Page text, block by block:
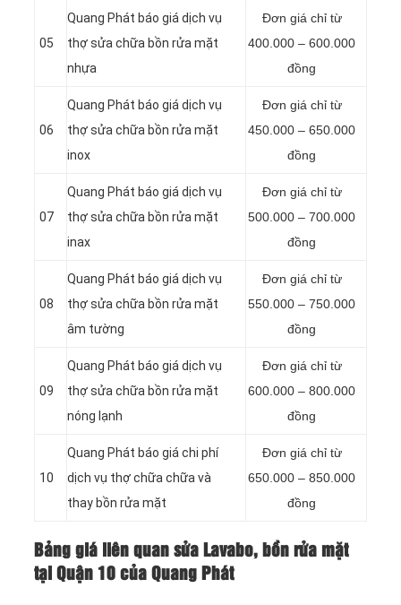
05
Quang Phát báo giá dịch vụ
thợ sửa chữa bồn rửa mặt
nhựa
Đơn giá chỉ từ
400.000 – 600.000
đồng
06
Quang Phát báo giá dịch vụ
thợ sửa chữa bồn rửa mặt
inox
Đơn giá chỉ từ
450.000 – 650.000
đồng
07
Quang Phát báo giá dịch vụ
thợ sửa chữa bồn rửa mặt
inax
Đơn giá chỉ từ
500.000 – 700.000
đồng
08
Quang Phát báo giá dịch vụ
thợ sửa chữa bồn rửa mặt
âm tường
Đơn giá chỉ từ
550.000 – 750.000
đồng
09
Quang Phát báo giá dịch vụ
thợ sửa chữa bồn rửa mặt
nóng lạnh
Đơn giá chỉ từ
600.000 – 800.000
đồng
10
Quang Phát báo giá chi phí
dịch vụ thợ chữa chữa và
thay bồn rửa mặt
Đơn giá chỉ từ
650.000 – 850.000
đồng
Bảng giá liên quan sửa Lavabo, bồn rửa mặt
tại Quận 10 của Quang Phát